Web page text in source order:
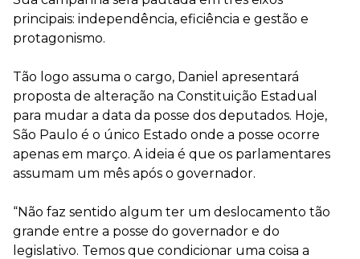
principais: independência, eficiência e gestão e
protagonismo.
Tão logo assuma o cargo, Daniel apresentará
proposta de alteração na Constituição Estadual
para mudar a data da posse dos deputados. Hoje,
São Paulo é o único Estado onde a posse ocorre
apenas em março. A ideia é que os parlamentares
assumam um mês após o governador.
“Não faz sentido algum ter um deslocamento tão
grande entre a posse do governador e do
legislativo. Temos que condicionar uma coisa a